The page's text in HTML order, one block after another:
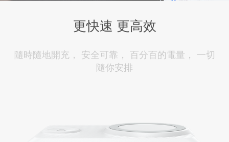
更快速 更高效
隨時隨地開充， 安全可靠， 百分百的電量， 一切
隨你安排